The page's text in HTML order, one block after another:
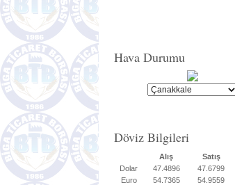
Hava Durumu
Döviz Bilgileri
Alış
Satış
Dolar
47.4896
47.6799
Euro
54.7365 54.9559